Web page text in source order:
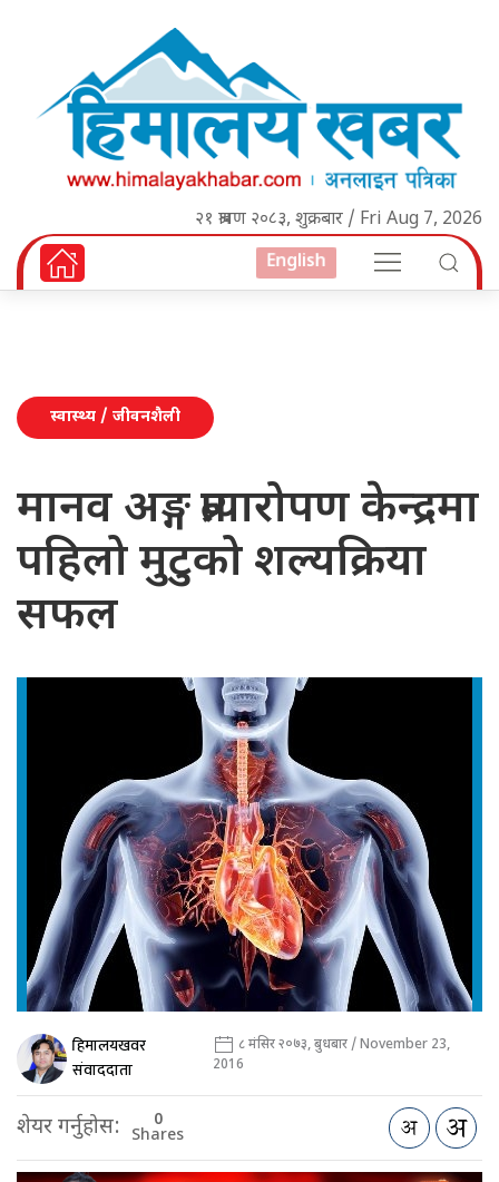
२१ श्रावण २०८३, शुक्रबार / Fri Aug 7, 2026
English
स्वास्थ्य / जीवनशैली
मानव अङ्ग प्रत्यारोपण केन्द्रमा
पहिलो मुटुको शल्यक्रिया
सफल
हिमालयखवर
संवाददाता
८ मंसिर २०७३, बुधबार / November 23,
2016
शेयर गर्नुहोस: 0
Shares